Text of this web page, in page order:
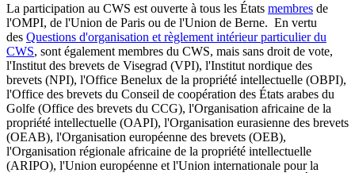
La participation au CWS est ouverte à tous les États membres de
l'OMPI, de l'Union de Paris ou de l'Union de Berne. En vertu
des Questions d'organisation et règlement intérieur particulier du
CWS, sont également membres du CWS, mais sans droit de vote,
l'Institut des brevets de Visegrad (VPI), l'Institut nordique des
brevets (NPI), l'Office Benelux de la propriété intellectuelle (OBPI),
l'Office des brevets du Conseil de coopération des États arabes du
Golfe (Office des brevets du CCG), l'Organisation africaine de la
propriété intellectuelle (OAPI), l'Organisation eurasienne des brevets
(OEAB), l'Organisation européenne des brevets (OEB),
l'Organisation régionale africaine de la propriété intellectuelle
(ARIPO), l'Union européenne et l'Union internationale pour la